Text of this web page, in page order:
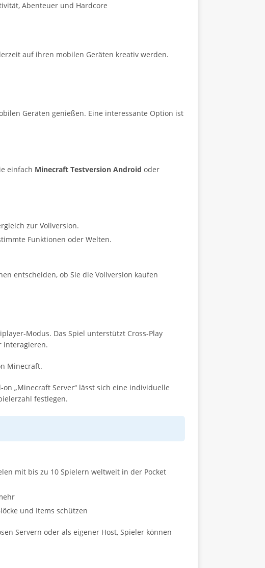
Abenteuer und Hardcore
auf ihren mobilen Geräten kreativ werden.
Geräten genießen. Eine interessante Option ist
einfach Minecraft Testversion Android oder
zur Vollversion.
Funktionen oder Welten.
entscheiden, ob Sie die Vollversion kaufen
Modus. Das Spiel unterstützt Cross-Play
interagieren.
Minecraft.
„Minecraft Server“ lässt sich eine individuelle
festlegen.
mit bis zu 10 Spielern weltweit in der Pocket
und Items schützen
Servern oder als eigener Host, Spieler können